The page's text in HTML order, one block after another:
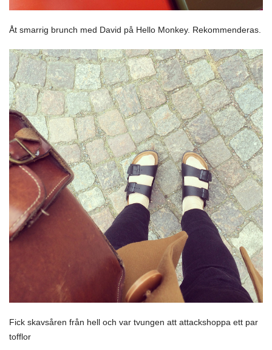
Åt smarrig brunch med David på Hello Monkey. Rekommenderas.
Fick skavsåren från hell och var tvungen att attackshoppa ett par
tofflor